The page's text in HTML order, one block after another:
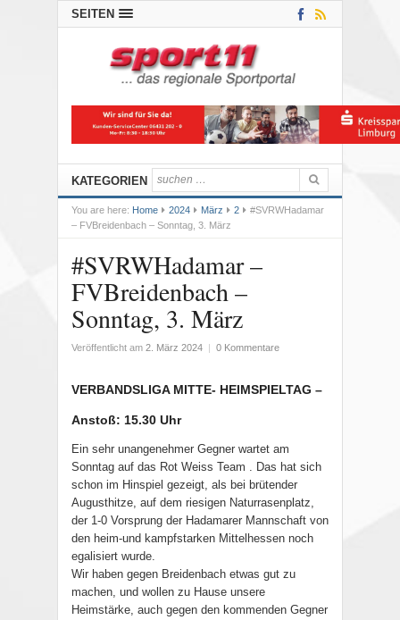
SEITEN
KATEGORIEN
You are here: Home 2024 März 2
#SVRWHadamar
– FVBreidenbach – Sonntag, 3. März
#SVRWHadamar –
FVBreidenbach –
Sonntag, 3. März
Veröffentlicht am 2. März 2024 0 Kommentare
VERBANDSLIGA MITTE- HEIMSPIELTAG –
Anstoß: 15.30 Uhr
Ein sehr unangenehmer Gegner wartet am
Sonntag auf das Rot Weiss Team . Das hat sich
schon im Hinspiel gezeigt, als bei brütender
Augusthitze, auf dem riesigen Naturrasenplatz,
der 1-0 Vorsprung der Hadamarer Mannschaft von
den heim-und kampfstarken Mittelhessen noch
egalisiert wurde.
Wir haben gegen Breidenbach etwas gut zu
machen, und wollen zu Hause unsere
Heimstärke, auch gegen den kommenden Gegner